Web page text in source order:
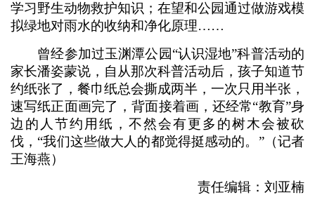
学习野生动物救护知识；在望和公园通过做游戏模
拟绿地对雨水的收纳和净化原理……
曾经参加过玉渊潭公园“认识湿地”科普活动的
家长潘姿蒙说，自从那次科普活动后，孩子知道节
约纸张了，餐巾纸总会撕成两半，一次只用半张，
速写纸正面画完了，背面接着画，还经常“教育”身
边的人节约用纸，不然会有更多的树木会被砍
伐，“我们这些做大人的都觉得挺感动的。”（记者
王海燕）
责任编辑：刘亚楠